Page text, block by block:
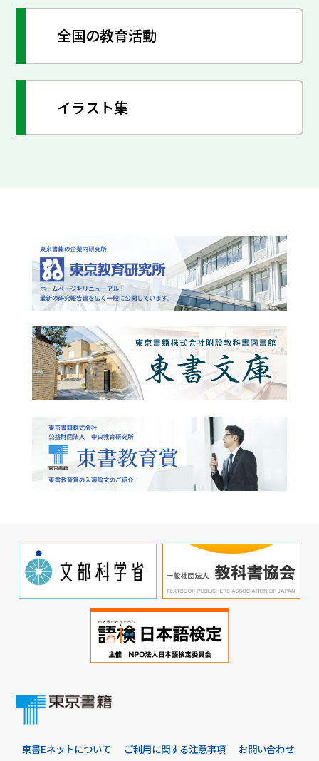
全国の教育活動
イラスト集
東書Eネットについて ご利用に関する注意事項
お問い合わせ